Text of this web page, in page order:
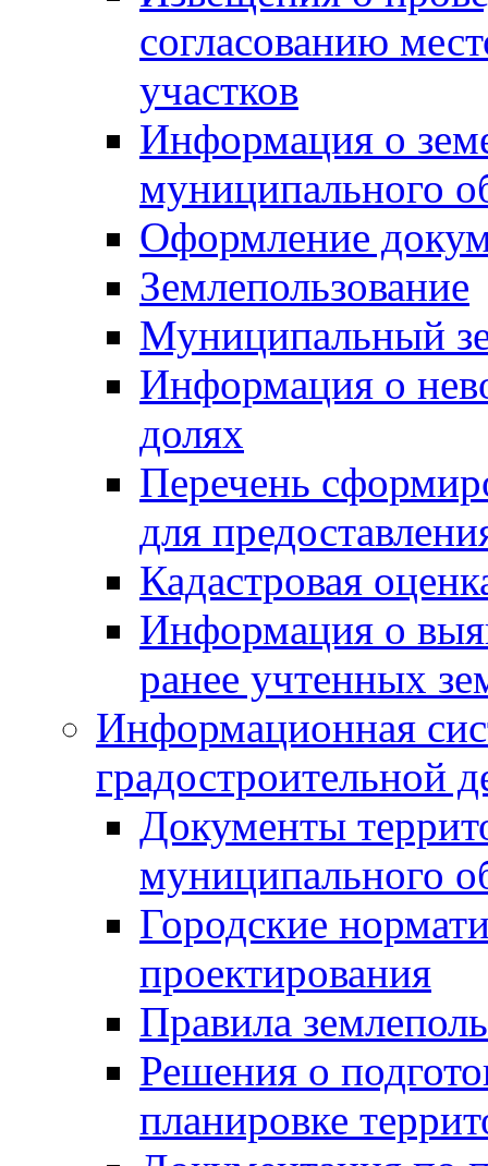
согласованию
участков
Информация о
муниципального
Оформление
Землепользование
Муниципальный
Информация о
долях
Перечень
для
Кадастровая
Информация о
ранее учтенных
Информационная
градостроительной
Документы
муниципального
Городские
проектирования
Правила
Решения о
планировке